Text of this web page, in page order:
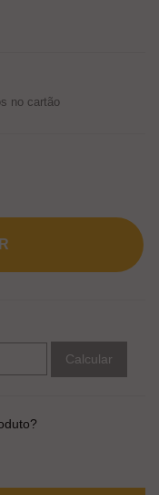
no cartão
Calcular